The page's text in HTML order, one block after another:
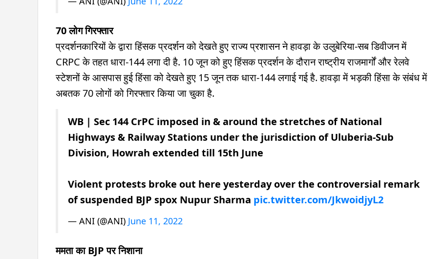
70 लोग गिरफ्तार
प्रदर्शनकारियों के द्वारा हिंसक प्रदर्शन को देखते हुए राज्य प्रशासन ने हावड़ा के उलुबेरिया-सब डिवीजन में
CRPC के तहत धारा-144 लगा दी है. 10 जून को हुए हिंसक प्रदर्शन के दौरान राष्ट्रीय राजमार्गों और रेलवे
स्टेशनों के आसपास हुई हिंसा को देखते हुए 15 जून तक धारा-144 लगाई गई है. हावड़ा में भड़की हिंसा के संबंध में
अबतक 70 लोगों को गिरफ्तार किया जा चुका है.
WB | Sec 144 CrPC imposed in & around the stretches of National
Highways & Railway Stations under the jurisdiction of Uluberia-Sub
Division, Howrah extended till 15th June
Violent protests broke out here yesterday over the controversial remark
of suspended BJP spox Nupur Sharma pic.twitter.com/JkwoidjyL2
— ANI (@ANI) June 11, 2022
ममता का BJP पर निशाना